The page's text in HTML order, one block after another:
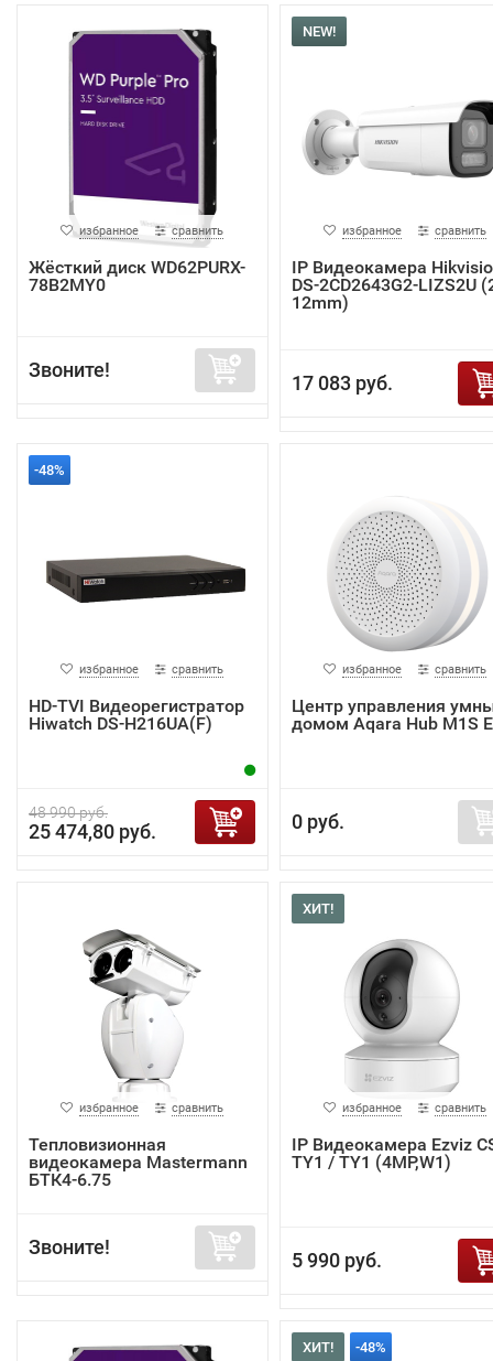
избранное сравнить
Жёсткий диск WD62PURX-
78B2MY0
Звоните!
NEW!
избранное сравнить
IP Видеокамера
DS-2CD2643G2-LIZS2U
12mm)
17 083 руб.
-48%
избранное сравнить
HD-TVI Видеорегистратор
Hiwatch DS-H216UA(F)
48 990 руб.
25 474,80 руб.
избранное сравнить
Центр управления
домом Aqara Hub M1S
0 руб.
избранное сравнить
Тепловизионная
видеокамера Mastermann
БТК4-6.75
Звоните!
ХИТ!
избранное сравнить
IP Видеокамера Ezviz
TY1 / TY1 (4MP,W1)
5 990 руб.
ХИТ! -48%